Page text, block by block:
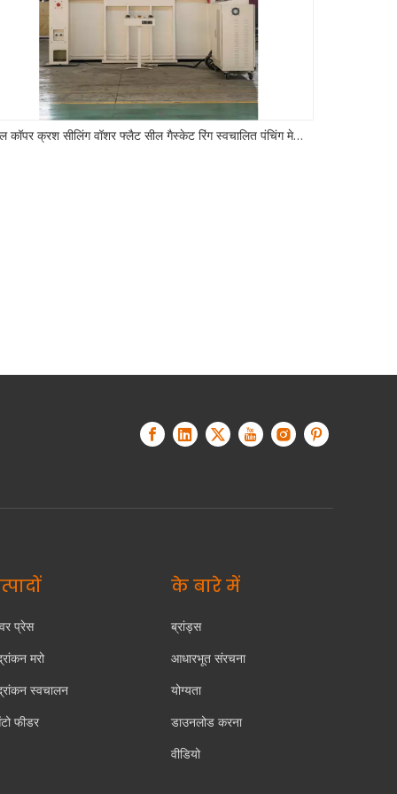
पीतल कॉपर क्रश सीलिंग वॉशर फ्लैट सील गैस्केट रिंग स्वचालित पंचिंग मेकिंग सीएनसी पावर प्रेस मशीन
प्रेस
मरो
स्वचालन
फीडर
के बारे में
ब्रांड्स
आधारभूत संरचना
योग्यता
डाउनलोड करना
वीडियो